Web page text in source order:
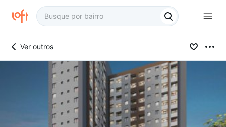
Ver outros